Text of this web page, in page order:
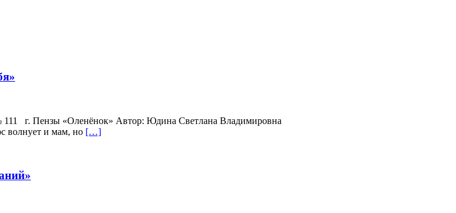
111 г. Пензы «Оленёнок» Автор: Юдина Светлана Владимировна
мам, но […]